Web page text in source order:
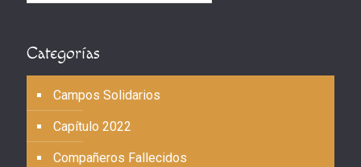
Categorías
Campos Solidarios
Capítulo 2022
Compañeros Fallecidos